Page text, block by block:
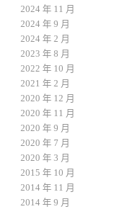
2024 年 11 月
2024 年 9 月
2024 年 2 月
2023 年 8 月
2022 年 10 月
2021 年 2 月
2020 年 12 月
2020 年 11 月
2020 年 9 月
2020 年 7 月
2020 年 3 月
2015 年 10 月
2014 年 11 月
2014 年 9 月